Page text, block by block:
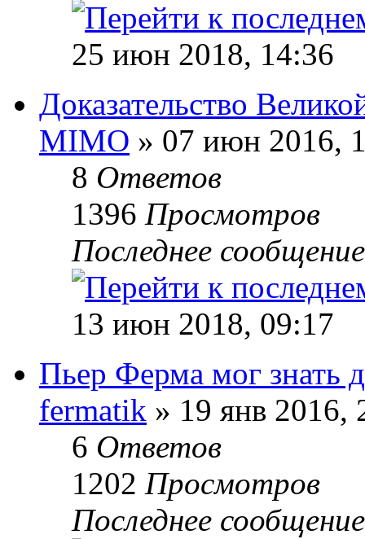
25 июн 2018, 14:36
Доказательство
MIMO » 07 июн 2016,
8 Ответов
1396 Просмотров
Последнее
13 июн 2018, 09:17
Пьер Ферма мог знать
fermatik » 19 янв 2016,
6 Ответов
1202 Просмотров
Последнее